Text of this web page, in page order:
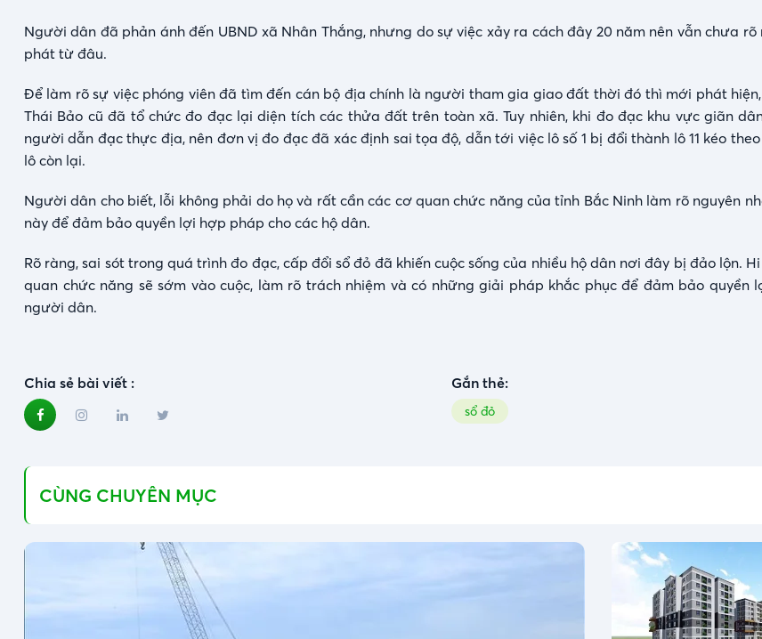
Người dân đã phản ánh đến UBND xã Nhân Thắng, nhưng do sự việc xảy ra cách đây 20 năm nên vẫn chưa rõ
phát từ đâu.
Để làm rõ sự việc phóng viên đã tìm đến cán bộ địa chính là người tham gia giao đất thời đó thì mới phát hiện,
Thái Bảo cũ đã tổ chức đo đạc lại diện tích các thửa đất trên toàn xã. Tuy nhiên, khi đo đạc khu vực giãn
người dẫn đạc thực địa, nên đơn vị đo đạc đã xác định sai tọa độ, dẫn tới việc lô số 1 bị đổi thành lô 11 kéo
lô còn lại.
Người dân cho biết, lỗi không phải do họ và rất cần các cơ quan chức năng của tỉnh Bắc Ninh làm rõ nguyên
này để đảm bảo quyền lợi hợp pháp cho các hộ dân.
Rõ ràng, sai sót trong quá trình đo đạc, cấp đổi sổ đỏ đã khiến cuộc sống của nhiều hộ dân nơi đây bị đảo lộn.
quan chức năng sẽ sớm vào cuộc, làm rõ trách nhiệm và có những giải pháp khắc phục để đảm bảo quyền
người dân.
Chia sẻ bài viết : Gắn thẻ:
sổ đỏ
CÙNG CHUYÊN MỤC